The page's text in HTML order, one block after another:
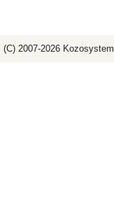
(C) 2007-2026 Kozosystem